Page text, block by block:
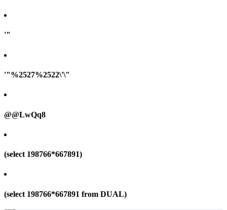
'"
'"%2527%2522\'\"
@@LwQq8
(select 198766*667891)
(select 198766*667891 from DUAL)